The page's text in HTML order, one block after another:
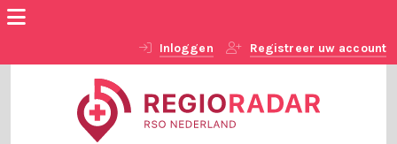
Inloggen Registreer uw account